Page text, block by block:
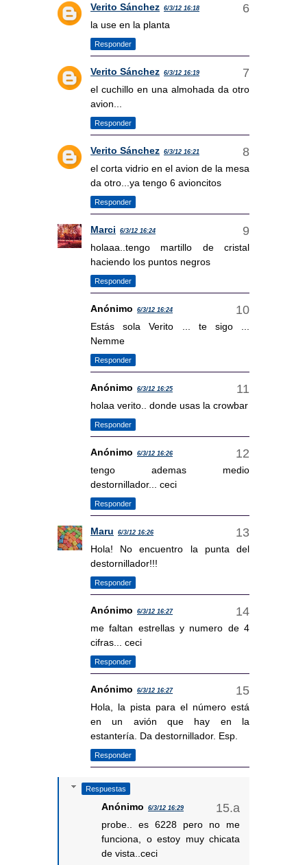
Verito Sánchez 6/3/12 16:18
la use en la planta
Responder
Verito Sánchez 6/3/12 16:19
el cuchillo en una almohada da otro
avion...
Responder
Verito Sánchez 6/3/12 16:21
el corta vidrio en el avion de la mesa
da otro...ya tengo 6 avioncitos
Responder
Marci 6/3/12 16:24
holaaa..tengo martillo de cristal
haciendo los puntos negros
Responder
Anónimo 6/3/12 16:24
Estás sola Verito ... te sigo ...
Nemme
Responder
Anónimo 6/3/12 16:25
holaa verito.. donde usas la crowbar
Responder
Anónimo 6/3/12 16:26
tengo ademas medio
destornillador... ceci
Responder
Maru 6/3/12 16:26
Hola! No encuentro la punta del
destornillador!!!
Responder
Anónimo 6/3/12 16:27
me faltan estrellas y numero de 4
cifras... ceci
Responder
Anónimo 6/3/12 16:27
Hola, la pista para el número está
en un avión que hay en la
estantería. Da destornillador. Esp.
Responder
Respuestas
Anónimo 6/3/12 16:29
probe.. es 6228 pero no me
funciona, o estoy muy chicata
de vista..ceci